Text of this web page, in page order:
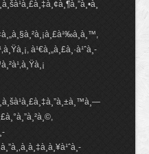
à¹€à¸„à¸£à¸·à¹ˆà¸­